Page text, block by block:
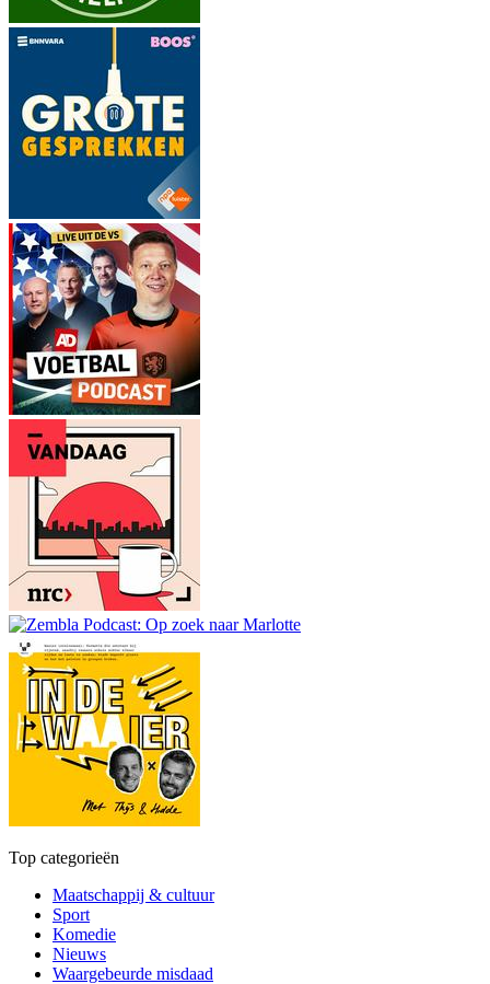
Top categorieën
Maatschappij & cultuur
Sport
Komedie
Nieuws
Waargebeurde misdaad